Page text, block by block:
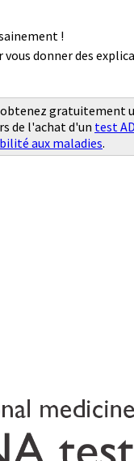
!
donner des
gratuitement
de l'achat d'un test
aux maladies.